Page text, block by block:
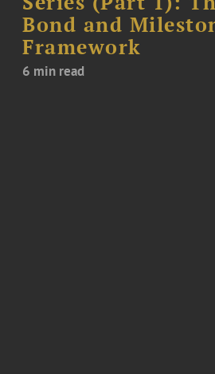
Bond and
Framework
6 min read